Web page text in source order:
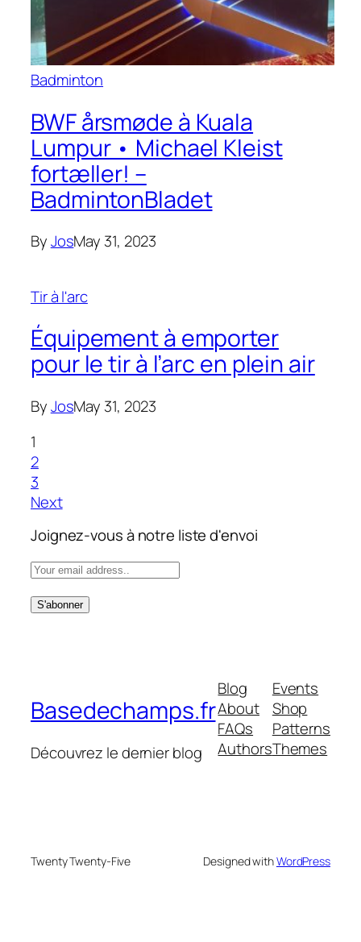
Badminton
BWF årsmøde à Kuala
Lumpur • Michael Kleist
fortæller! –
BadmintonBladet
ByJosMay 31, 2023
Tir à l'arc
Équipement à emporter
pour le tir à l’arc en plein air
ByJosMay 31, 2023
1
2
3
Next
Joignez-vous à notre liste d'envoi
Basedechamps.fr
Découvrez le dernier blog
Blog
About
FAQs
Authors
Events
Shop
Patterns
Themes
Twenty Twenty-Five Designed withWordPress